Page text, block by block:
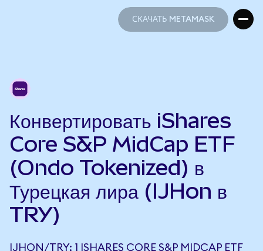
СКАЧАТЬ METAMASK
Конвертировать iShares
Core S&P MidCap ETF
(Ondo Tokenized) в
Турецкая лира (IJHon в
TRY)
IJHON/TRY: 1 ISHARES CORE S&P MIDCAP ETF